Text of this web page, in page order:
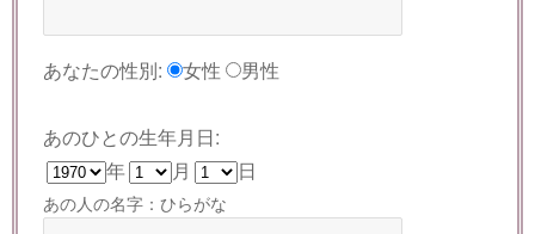
あなたの性別: 女性 男性
あのひとの生年月日:
年
月 日
あの人の名字：ひらがな